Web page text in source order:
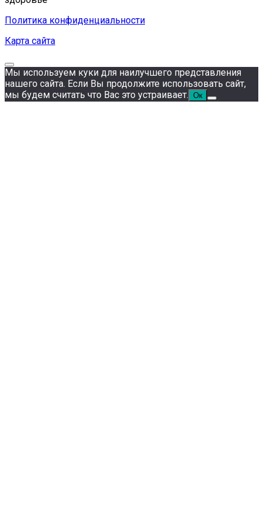
Политика конфиденциальности
Карта сайта
Мы используем куки для наилучшего представления
нашего сайта. Если Вы продолжите использовать сайт,
мы будем считать что Вас это устраивает. Ок